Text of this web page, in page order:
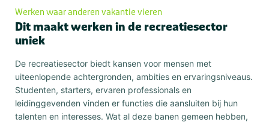
Werken waar anderen vakantie vieren
Dit maakt werken in de recreatiesector
uniek
De recreatiesector biedt kansen voor mensen met
uiteenlopende achtergronden, ambities en ervaringsniveaus.
Studenten, starters, ervaren professionals en
leidinggevenden vinden er functies die aansluiten bij hun
talenten en interesses. Wat al deze banen gemeen hebben,